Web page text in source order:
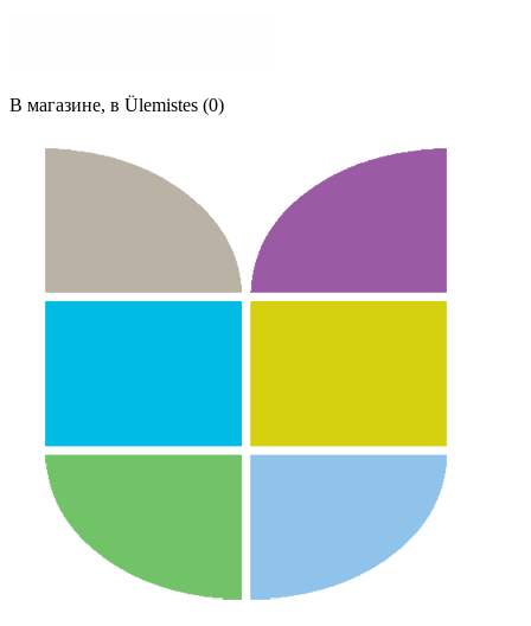
В магазине, в Ülemistes (0)